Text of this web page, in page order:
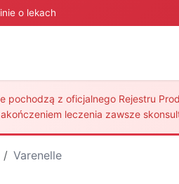
o lekach
pochodzą z oficjalnego Rejestru
leczenia zawsze
Varenelle